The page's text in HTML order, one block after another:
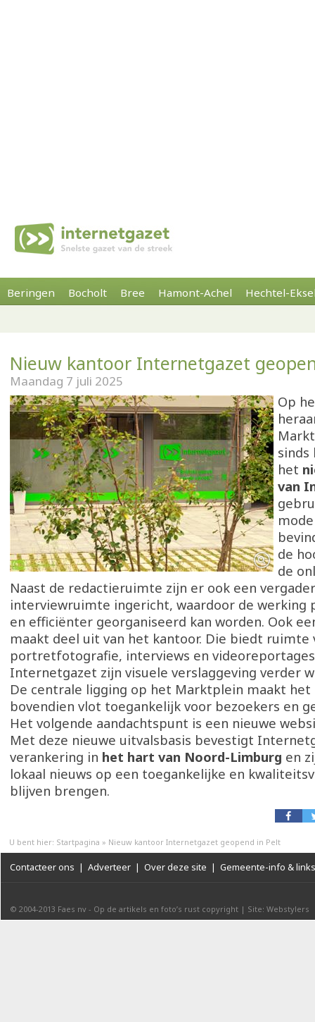
Beringen Bocholt Bree Hamont-Achel Hechtel-
Nieuw kantoor Internetgazet
Maandag 7 juli 2025
Op
sinds
het
van
de
de
Naast de redactieruimte zijn er ook een
interviewruimte ingericht, waardoor de werking
en efficiënter georganiseerd kan worden. Ook
maakt deel uit van het kantoor. Die biedt ruimte
portretfotografie, interviews en
Internetgazet zijn visuele verslaggeving verder
De centrale ligging op het Marktplein maakt het
bovendien vlot toegankelijk voor bezoekers en
Het volgende aandachtspunt is een nieuwe
Met deze nieuwe uitvalsbasis bevestigt
verankering in het hart van Noord-Limburg en
lokaal nieuws op een toegankelijke en
blijven brengen.
U bent hier: Startpagina » Nieuw kantoor Internetgazet geopend in Pelt
Contacteer ons | Adverteer | Over deze site | Gemeente-info & links
© 2004-2013 Faes nv - Op de artikels en foto’s rust copyright | Site: Webstylers